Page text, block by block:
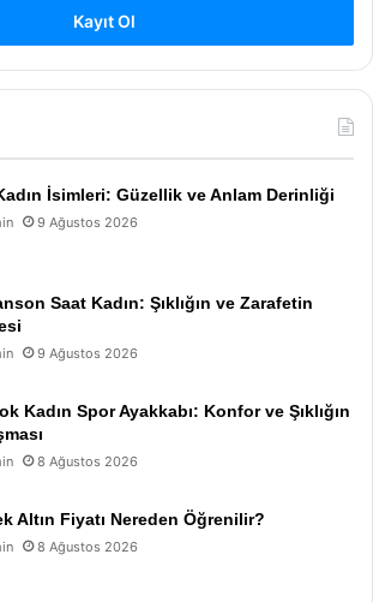
Kayıt Ol
İsimleri: Güzellik ve Anlam Derinliği
9 Ağustos 2026
Saat Kadın: Şıklığın ve Zarafetin
9 Ağustos 2026
Kadın Spor Ayakkabı: Konfor ve Şıklığın
8 Ağustos 2026
Altın Fiyatı Nereden Öğrenilir?
8 Ağustos 2026